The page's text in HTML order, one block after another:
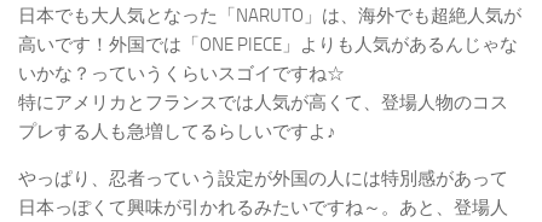
日本でも大人気となった「NARUTO」は、海外でも超絶人気が
高いです！外国では「ONE PIECE」よりも人気があるんじゃな
いかな？っていうくらいスゴイですね☆
特にアメリカとフランスでは人気が高くて、登場人物のコス
プレする人も急増してるらしいですよ♪
やっぱり、忍者っていう設定が外国の人には特別感があって
日本っぽくて興味が引かれるみたいですね～。あと、登場人